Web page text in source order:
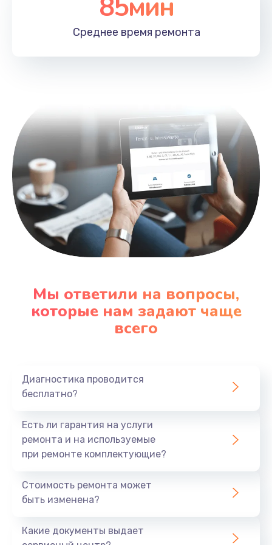
Замена лотка SIM
Заказать
Восстановление данных
990 руб.
Заказать
Замена SSD
895 руб.
Заказать
1290 руб.
Заказать
890 руб.
Замена тачпада
990 руб.
Замена динамика
Среднее время ремонта
Мы ответили на вопросы,
которые нам задают чаще
всего
Диагностика проводится
бесплатно?
Есть ли гарантия на услуги
ремонта и на используемые
при ремонте комплектующие?
Стоимость ремонта может
быть изменена?
Какие документы выдает